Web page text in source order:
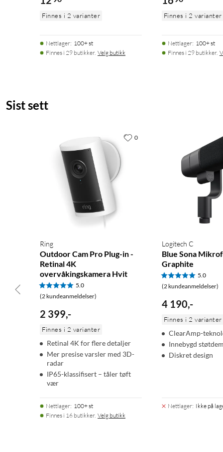
Finnes i 2 varianter
Nettlager: 100+ st
Finnes i 29 butikker. Velg butikk
Finnes i 2 varianter
Nettlager: 100+ st
Finnes i 29 butikker.
Sist sett
Ring
Outdoor Cam Pro Plug-in -
Retinal 4K
overvåkingskamera Hvit
5.0
(2 kundeanmeldelser)
2 399,-
Finnes i 2 varianter
Retinal 4K for flere detaljer
Mer presise varsler med 3D-
radar
IP65-klassifisert – tåler tøft
vær
Nettlager: 100+ st
Finnes i 16 butikker. Velg butikk
0
Logitech C
Blue Sona
Graphite
5.0
(2 kundeanmeldelser)
4 190,-
Finnes i 2 varianter
ClearAmp-
Innebygd
Diskret design
Nettlager: Ikke på